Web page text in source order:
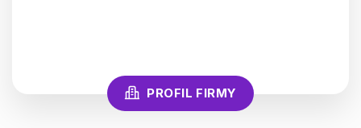
PROFIL FIRMY